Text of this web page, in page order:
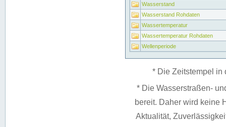
Wasserstand
Wasserstand Rohdaten
Wassertemperatur
Wassertemperatur Rohdaten
Wellenperiode
* Die Zeitstempel in
* Die Wasserstraßen-
bereit. Daher wird keine
Aktualität,